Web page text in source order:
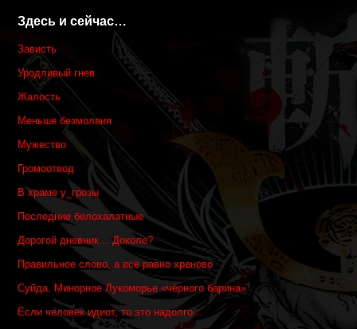
Здесь и сейчас…
Зависть
Уродливый гнев
Жалость
Меньше безмолвия
Мужество
Громоотвод
В храме у_грозы
Последние белохалатные
Дорогой дневник… Доколе?
Правильное слово, а всё равно хреново
Суйда. Минорное Лукоморье «чёрного барина»
Если человек идиот, то это надолго…